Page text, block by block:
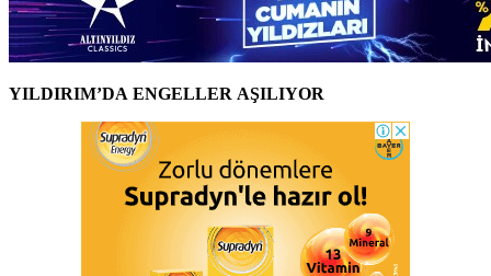
YILDIRIM’DA ENGELLER AŞILIYOR